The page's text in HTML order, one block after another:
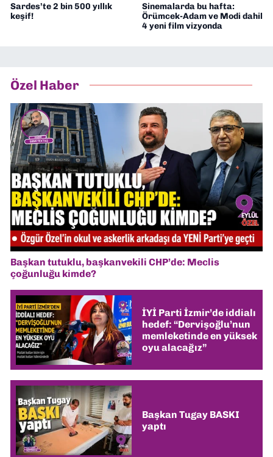
Sardes’te 2 bin 500 yıllık
keşif!
Sinemalarda bu hafta:
Örümcek-Adam ve Modi dahil
4 yeni film vizyonda
Özel Haber
Başkan tutuklu, başkanvekili CHP’de: Meclis
çoğunluğu kimde?
İYİ Parti İzmir’de iddialı
hedef: “Dervişoğlu’nun
memleketinde en yüksek
oyu alacağız”
Başkan Tugay BASKI
yaptı